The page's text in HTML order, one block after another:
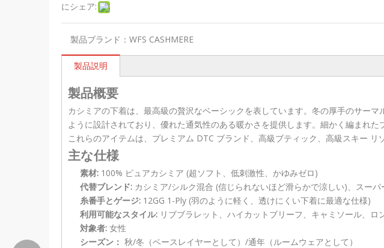
にシェア:
製品ブランド： WFS CASHMERE
製品説明
製品概要
カシミアの下着は、最高級の贅沢なベーシックを表しています。冬の厚手のサー
ように設計されており、優れた通気性のある暖かさを提供します。細かく編まれ
これらのアイテムは、プレミアム DTC ブランド、高級ブティック、高級スキー リ
主な仕様
素材: 100% ピュアカシミア (超ソフト、低刺激性、かゆみゼロ)
代替ブレンド: カシミア/シルク混合 (信じられないほど滑らかで涼しい)、スー
糸番手とゲージ: 12GG 1-Ply (羽のように軽く、透けにくい下着に最適な仕様)
利用可能なスタイル: リブブラレット、ハイカットブリーフ、キャミソール、ロ
対象者: 女性
シーズン： 秋/冬（ベースレイヤーとして）/通年（ルームウェアとして）